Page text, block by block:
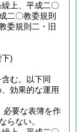
上、平成二〇
二〇教委規則
委規則二・旧
)
む。以下同
効果的な運用
必要な表簿を作
らない。